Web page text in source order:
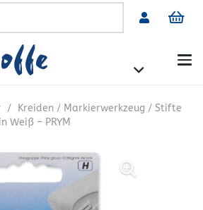
/
Kreiden / Markierwerkzeug / Stifte
Weiß – PRYM